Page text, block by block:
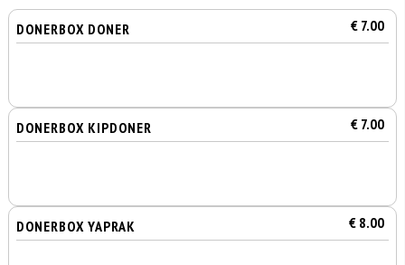
DONERBOX DONER € 7.00
DONERBOX KIPDONER € 7.00
DONERBOX YAPRAK € 8.00